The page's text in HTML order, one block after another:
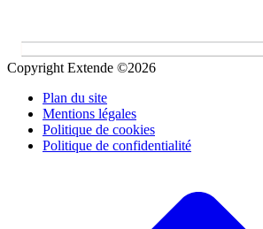
Copyright Extende ©2026
Plan du site
Mentions légales
Politique de cookies
Politique de confidentialité